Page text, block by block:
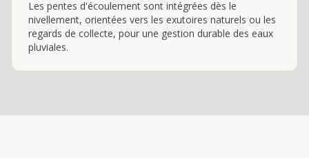
Les pentes d'écoulement sont intégrées dès le
nivellement, orientées vers les exutoires naturels ou les
regards de collecte, pour une gestion durable des eaux
pluviales.